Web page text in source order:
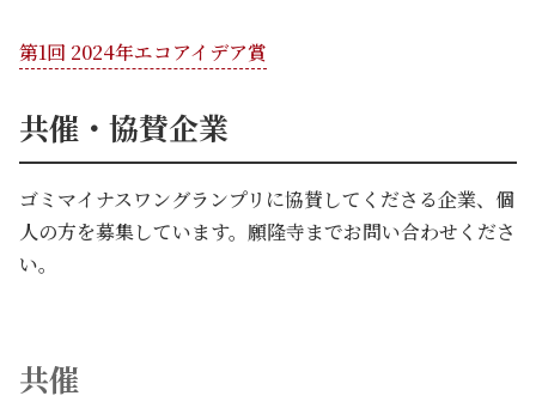
第1回 2024年エコアイデア賞
共催・協賛企業
ゴミマイナスワングランプリに協賛してくださる企業、個
人の方を募集しています。願隆寺までお問い合わせくださ
い。
共催